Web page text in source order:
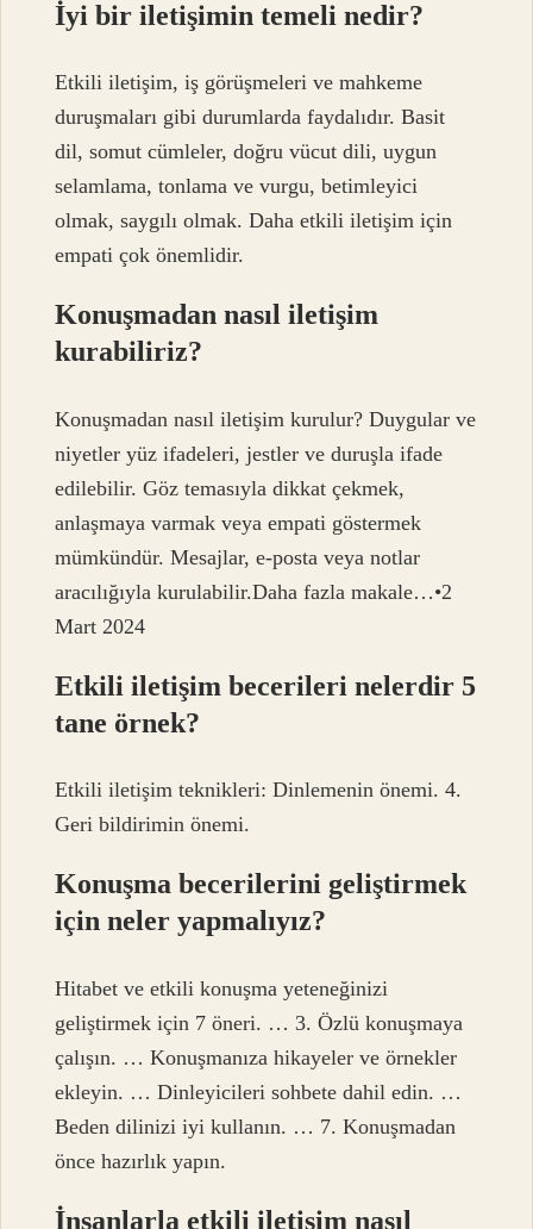
İyi bir iletişimin temeli nedir?
Etkili iletişim, iş görüşmeleri ve mahkeme
duruşmaları gibi durumlarda faydalıdır. Basit
dil, somut cümleler, doğru vücut dili, uygun
selamlama, tonlama ve vurgu, betimleyici
olmak, saygılı olmak. Daha etkili iletişim için
empati çok önemlidir.
Konuşmadan nasıl iletişim
kurabiliriz?
Konuşmadan nasıl iletişim kurulur? Duygular ve
niyetler yüz ifadeleri, jestler ve duruşla ifade
edilebilir. Göz temasıyla dikkat çekmek,
anlaşmaya varmak veya empati göstermek
mümkündür. Mesajlar, e-posta veya notlar
aracılığıyla kurulabilir.Daha fazla makale…•2
Mart 2024
Etkili iletişim becerileri nelerdir 5
tane örnek?
Etkili iletişim teknikleri: Dinlemenin önemi. 4.
Geri bildirimin önemi.
Konuşma becerilerini geliştirmek
için neler yapmalıyız?
Hitabet ve etkili konuşma yeteneğinizi
geliştirmek için 7 öneri. … 3. Özlü konuşmaya
çalışın. … Konuşmanıza hikayeler ve örnekler
ekleyin. … Dinleyicileri sohbete dahil edin. …
Beden dilinizi iyi kullanın. … 7. Konuşmadan
önce hazırlık yapın.
İnsanlarla etkili iletişim nasıl